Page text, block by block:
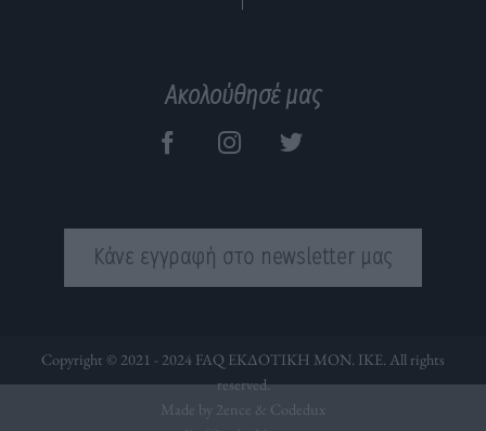
Ακολούθησέ μας
Κάνε εγγραφή στο newsletter μας
Copyright © 2021 - 2024 FAQ ΕΚΔΟΤΙΚΗ ΜΟΝ. ΙΚΕ. All rights
reserved.
Made by 2ence & Codedux